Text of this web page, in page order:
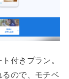
付きプラン。
ので、モチベ